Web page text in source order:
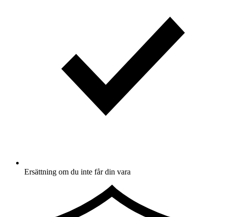
Ersättning om du inte får din vara